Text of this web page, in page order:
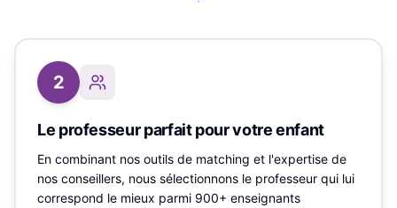
2
Le professeur parfait pour votre enfant
En combinant nos outils de matching et l'expertise de
nos conseillers, nous sélectionnons le professeur qui lui
correspond le mieux parmi 900+ enseignants